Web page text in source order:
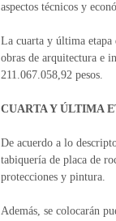
aspectos técnicos y
La cuarta y última etapa
obras de arquitectura e
211.067.058,92 pesos.
CUARTA Y ÚLTIMA
De acuerdo a lo
tabiquería de placa de
protecciones y pintura.
Además, se colocarán